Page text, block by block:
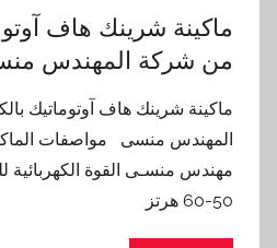
ماكينة شرينك هاف
من شركة المهندس
ماكينة شرينك هاف آوتوماتيك
50-60 هرتز